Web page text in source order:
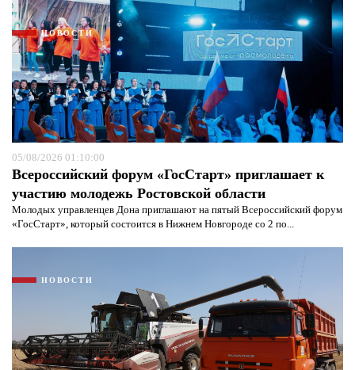
НОВОСТИ
05/08/2026 01:10:00
Всероссийский форум «ГосСтарт» приглашает к
участию молодежь Ростовской области
Молодых управленцев Дона приглашают на пятый Всероссийский форум
«ГосСтарт», который состоится в Нижнем Новгороде со 2 по...
НОВОСТИ